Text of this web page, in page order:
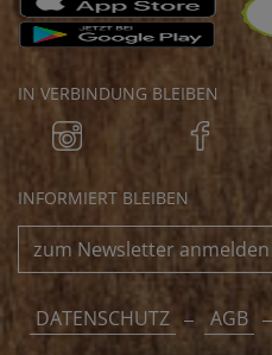
IN VERBINDUNG BLEIBEN
INFORMIERT BLEIBEN
zum Newsletter anmelden
DATENSCHUTZ AGB